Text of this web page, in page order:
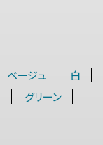
ベージュ
白
グリーン